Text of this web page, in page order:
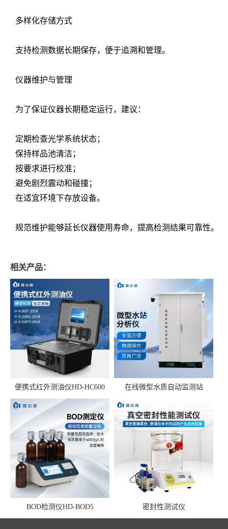
多样化存储方式
支持检测数据长期保存，便于追溯和管理。
仪器维护与管理
为了保证仪器长期稳定运行，建议：
定期检查光学系统状态；
保持样品池清洁；
按要求进行校准；
避免剧烈震动和碰撞；
在适宜环境下存放设备。
规范维护能够延长仪器使用寿命，提高检测结果可靠性。
相关产品：
便携式红外测油仪HD-HC600 在线微型水质自动监测站
BOD检测仪HD-BOD5 密封性测试仪